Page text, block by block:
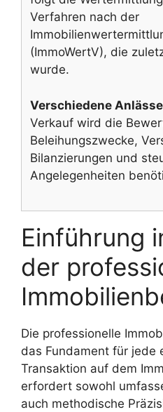
Verfahren nach der
(ImmoWertV), die
wurde.
Verschiedene
Verkauf wird die
Beleihungszwecke,
Bilanzierungen und
Angelegenheiten
Einführung
der
Die professionelle
das Fundament für jede
Transaktion auf dem
erfordert sowohl
auch methodische